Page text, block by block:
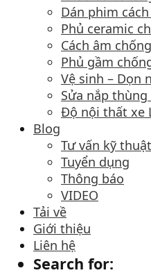
Dán phim
Phủ ceramic
Cách âm
Phủ gầm
Vệ sinh – Dọn
Sửa nắp
Độ nội thất xe
Blog
Tư vấn kỹ thuật
Tuyển dụng
Thông báo
VIDEO
Tải về
Giới thiệu
Liên hệ
Search for: